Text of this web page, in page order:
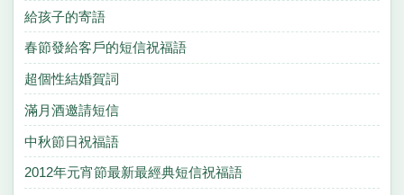
給孩子的寄語
春節發給客戶的短信祝福語
超個性結婚賀詞
滿月酒邀請短信
中秋節日祝福語
2012年元宵節最新最經典短信祝福語